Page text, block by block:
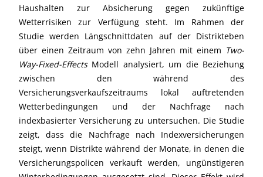
Haushalten zur Absicherung gegen zukünftige
Wetterrisiken zur Verfügung steht. Im Rahmen der
Studie werden Längschnittdaten auf der Distrikteben
über einen Zeitraum von zehn Jahren mit einem Two-
Way-Fixed-EffectsModell analysiert, um die Beziehung
zwischen den während des
Versicherungsverkaufszeitraums lokal auftretenden
Wetterbedingungen und der Nachfrage nach
indexbasierter Versicherung zu untersuchen. Die Studie
zeigt, dass die Nachfrage nach Indexversicherungen
steigt, wenn Distrikte während der Monate, in denen die
Versicherungspolicen verkauft werden, ungünstigeren